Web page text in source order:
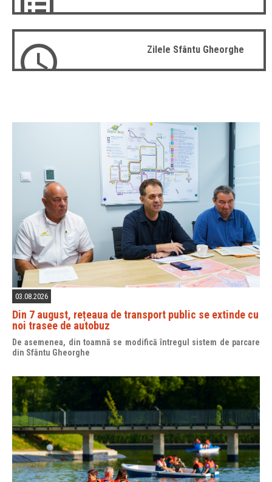
Zilele Sfântu Gheorghe
03.08.2026
Din 7 august, rețeaua de transport public se extinde cu
noi trasee de autobuz
De asemenea, din toamnă se modifică întregul sistem de parcare
din Sfântu Gheorghe